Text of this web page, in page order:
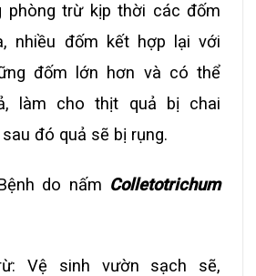
phòng trừ kịp thời các đốm
nhiều đốm kết hợp lại với
đốm lớn hơn và có thể
làm cho thịt quả bị chai
đó quả sẽ bị rụng.
do nấm Colletotrichum
Vệ sinh vườn sạch sẽ,